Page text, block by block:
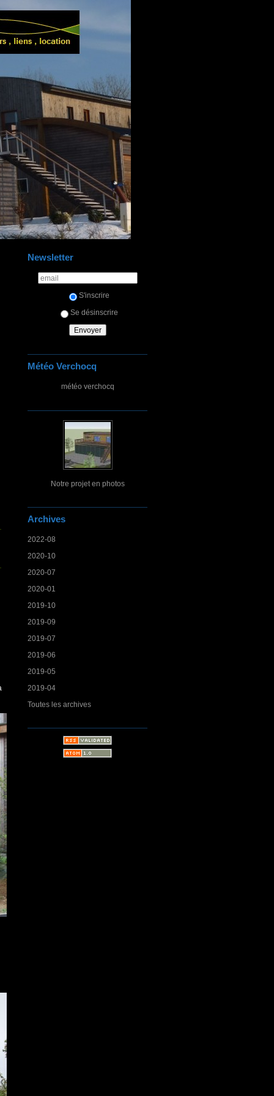
Newsletter
S'inscrire
Se désinscrire
Météo Verchocq
météo verchocq
Notre projet en photos
Archives
2022-08
2020-10
2020-07
2020-01
2019-10
2019-09
2019-07
2019-06
2019-05
2019-04
Toutes les archives